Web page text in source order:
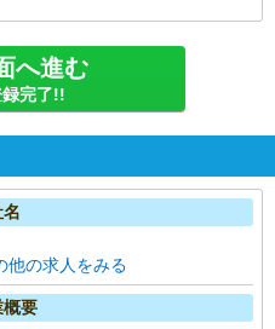
へ進む
完了!!
他の求人をみる
概要